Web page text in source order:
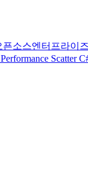
픈소스엔터프라이즈
Scatter